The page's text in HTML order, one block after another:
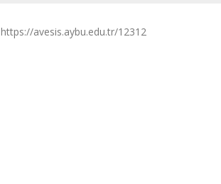
https://avesis.aybu.edu.tr/12312